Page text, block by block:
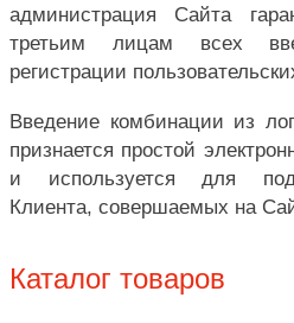
администрация Сайта
третьим лицам всех
регистрации
Введение комбинации из
признается простой
и используется для
Клиента, совершаемых на
Каталог товаров